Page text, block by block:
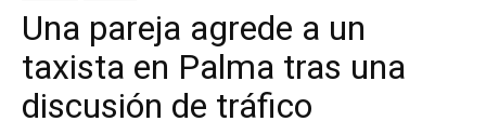
Una pareja agrede a un
taxista en Palma tras una
discusión de tráfico